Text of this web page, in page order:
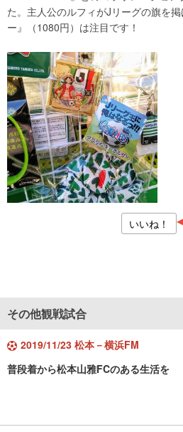
た。主人公のルフィがJリーグの旗を
ー』（1080円）は注目です！
いいね！
その他観戦試合
2019/11/23 松本－横浜FM
普段着から松本山雅FCのある生活を